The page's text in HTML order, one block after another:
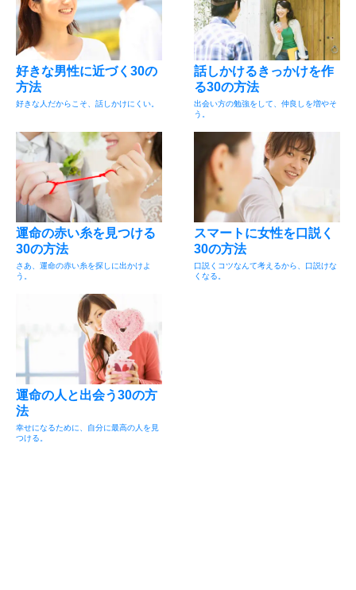
好きな男性に近づく30の
方法
好きな人だからこそ、話しかけにくい。
話しかけるきっかけを作
る30の方法
出会い方の勉強をして、仲良しを増やそ
う。
運命の赤い糸を見つける
30の方法
さあ、運命の赤い糸を探しに出かけよ
う。
スマートに女性を口説く
30の方法
口説くコツなんて考えるから、口説けな
くなる。
運命の人と出会う30の方
法
幸せになるために、自分に最高の人を見
つける。